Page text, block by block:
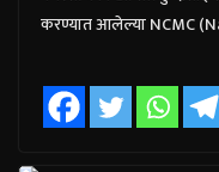
करण्यात आलेल्या NCMC